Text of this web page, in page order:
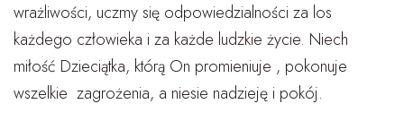
wrażliwości, uczmy się odpowiedzialności za los
każdego człowieka i za każde ludzkie życie. Niech
miłość Dzieciątka, którą On promieniuje , pokonuje
wszelkie zagrożenia, a niesie nadzieję i pokój.